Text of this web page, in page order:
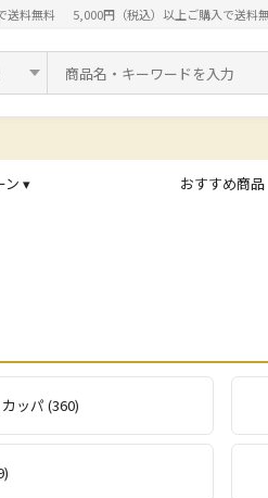
送料無料 5,000円（税込）以上ご購入で送料
ン ▾ おすすめ商品
ッパ (360)